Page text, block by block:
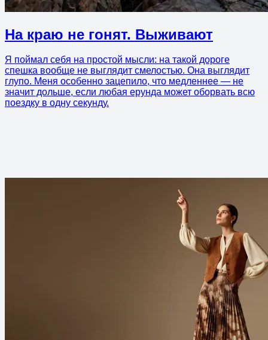
На краю не гонят. Выживают
Я поймал себя на простой мысли: на такой дороге
спешка вообще не выглядит смелостью. Она выглядит
глупо. Меня особенно зацепило, что медленнее — не
значит дольше, если любая ерунда может оборвать всю
поездку в одну секунду.